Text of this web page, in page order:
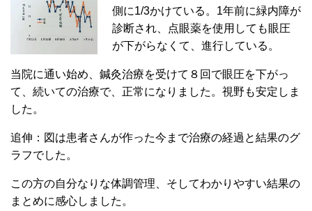
側に1/3かけている。1年前に緑内障が
診断され、点眼薬を使用しても眼圧
が下がらなくて、進行している。
当院に通い始め、鍼灸治療を受けて８回で眼圧を下がっ
て、続いての治療で、正常になりました。視野も安定しま
した。
追伸：図は患者さんが作った今まで治療の経過と結果のグ
ラフでした。
この方の自分なりな体調管理、そしてわかりやすい結果の
まとめに感心しました。